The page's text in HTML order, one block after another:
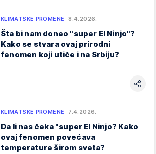
KLIMATSKE PROMENE 8.4.2026.
Šta bi nam doneo "super El Ninjo"?
Kako se stvara ovaj prirodni
fenomen koji utiče i na Srbiju?
KLIMATSKE PROMENE 7.4.2026.
Da li nas čeka "super El Ninjo? Kako
ovaj fenomen povećava
temperature širom sveta?